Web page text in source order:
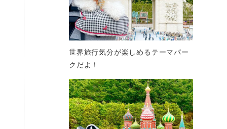
世界旅行気分が楽しめるテーマパー
クだよ！